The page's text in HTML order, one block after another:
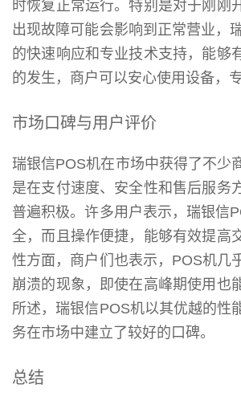
时恢复正常运行。特别是对于刚刚
出现故障可能会影响到正常营业，
的快速响应和专业技术支持，能够
的发生，商户可以安心使用设备，
市场口碑与用户评价
瑞银信POS机在市场中获得了不少
是在支付速度、安全性和售后服务
普遍积极。许多用户表示，瑞银信
全，而且操作便捷，能够有效提高
性方面，商户们也表示，POS机几
崩溃的现象，即使在高峰期使用也
所述，瑞银信POS机以其优越的性
务在市场中建立了较好的口碑。
总结